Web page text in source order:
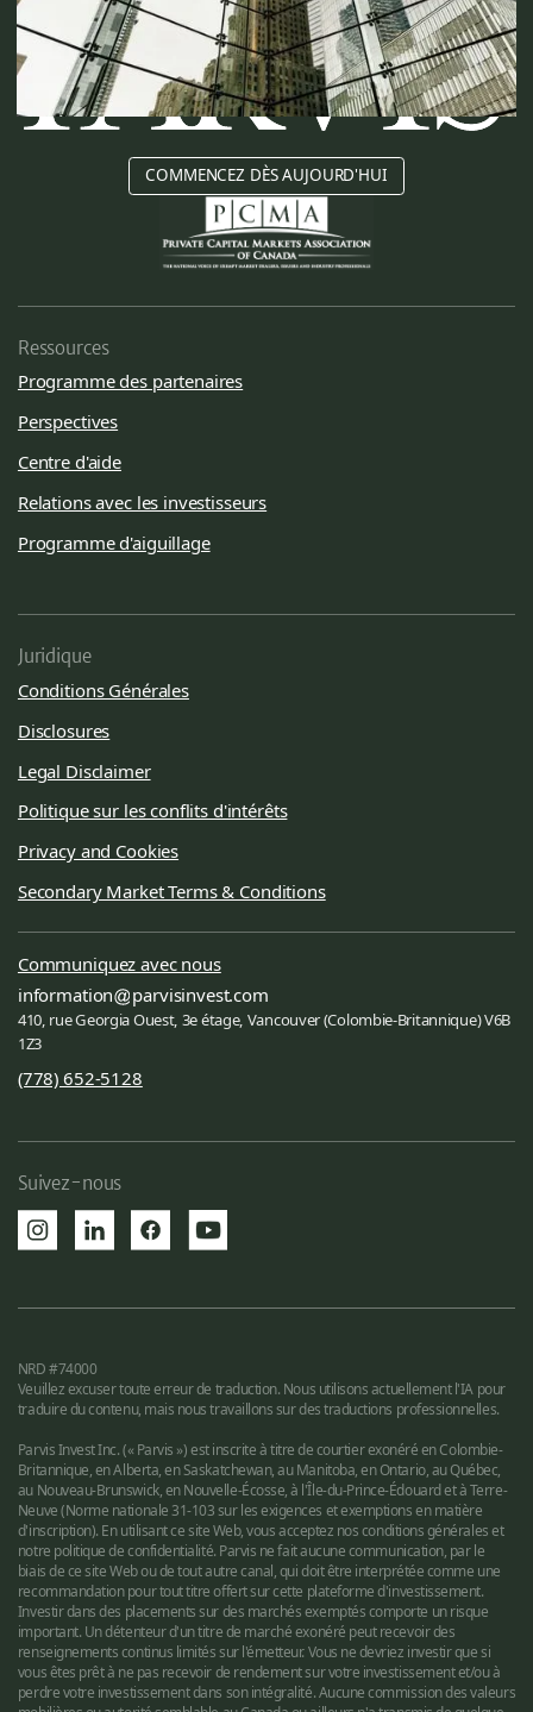
COMMENCEZ DÈS AUJOURD'HUI
Ressources
Programme des partenaires
Perspectives
Centre d'aide
Relations avec les investisseurs
Programme d'aiguillage
Juridique
Conditions Générales
Disclosures
Legal Disclaimer
Politique sur les conflits d'intérêts
Privacy and Cookies
Secondary Market Terms & Conditions
Communiquez avec nous
information
parvisinvest.com
410, rue Georgia Ouest, 3e étage, Vancouver (Colombie-Britannique) V6B
1Z3
(778) 652-5128
Suivez-nous
NRD #74000
Veuillez excuser toute erreur de traduction. Nous utilisons actuellement l'IA pour
traduire du contenu, mais nous travaillons sur des traductions professionnelles.
Parvis Invest Inc. (« Parvis ») est inscrite à titre de courtier exonéré en Colombie-
Britannique, en Alberta, en Saskatchewan, au Manitoba, en Ontario, au Québec,
au Nouveau-Brunswick, en Nouvelle-Écosse, à l'Île-du-Prince-Édouard et à Terre-
Neuve (Norme nationale 31-103 sur les exigences et exemptions en matière
d'inscription). En utilisant ce site Web, vous acceptez nos conditions générales et
notre politique de confidentialité. Parvis ne fait aucune communication, par le
biais de ce site Web ou de tout autre canal, qui doit être interprétée comme une
recommandation pour tout titre offert sur cette plateforme d'investissement.
Investir dans des placements sur des marchés exemptés comporte un risque
important. Un détenteur d'un titre de marché exonéré peut recevoir des
renseignements continus limités sur l'émetteur. Vous ne devriez investir que si
vous êtes prêt à ne pas recevoir de rendement sur votre investissement et/ou à
perdre votre investissement dans son intégralité. Aucune commission des valeurs